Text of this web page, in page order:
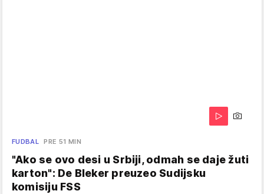
FUDBAL PRE 51 MIN
"Ako se ovo desi u Srbiji, odmah se daje žuti
karton": De Bleker preuzeo Sudijsku
komisiju FSS